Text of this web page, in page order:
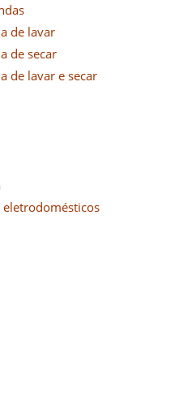
de lavar
de secar
de lavar e secar
eletrodomésticos